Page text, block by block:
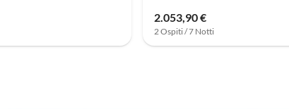
2.053,90 €
2 Ospiti / 7 Notti